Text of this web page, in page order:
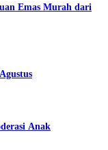
Emas Murah dari
Anak